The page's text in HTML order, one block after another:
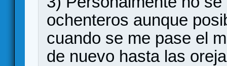
ochenteros aunque
cuando se me pase el
de nuevo hasta las